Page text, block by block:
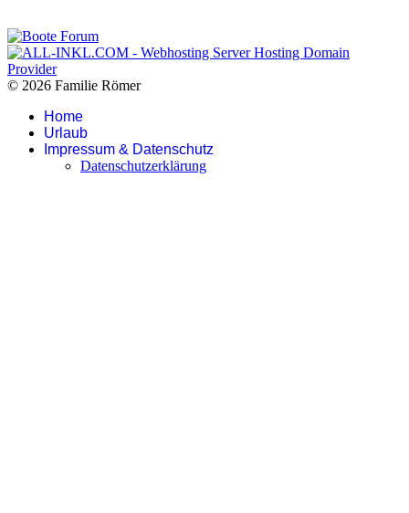
© 2026 Familie Römer
Home
Urlaub
Impressum & Datenschutz
Datenschutzerklärung